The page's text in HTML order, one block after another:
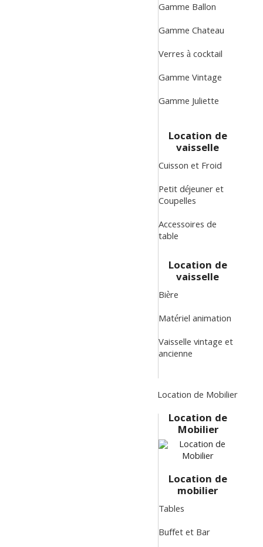
Gamme Ballon
Gamme Chateau
Verres à cocktail
Gamme Vintage
Gamme Juliette
Location de
vaisselle
Cuisson et Froid
Petit déjeuner et
Coupelles
Accessoires de
table
Location de
vaisselle
Bière
Matériel animation
Vaisselle vintage et
ancienne
Location de Mobilier
Location de
Mobilier
Location de
mobilier
Tables
Buffet et Bar